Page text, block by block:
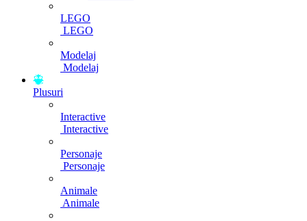
LEGO
LEGO
Modelaj
Modelaj
Plusuri
Interactive
Interactive
Personaje
Personaje
Animale
Animale